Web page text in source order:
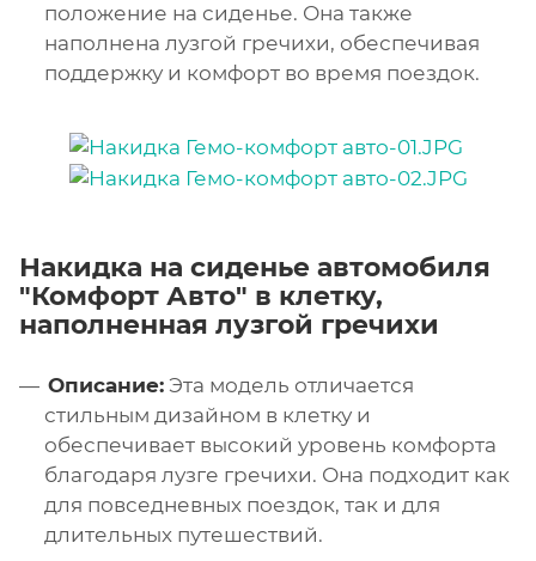
положение на сиденье. Она также
наполнена лузгой гречихи, обеспечивая
поддержку и комфорт во время поездок.
Накидка на сиденье автомобиля
"Комфорт Авто" в клетку,
наполненная лузгой гречихи
Описание: Эта модель отличается
стильным дизайном в клетку и
обеспечивает высокий уровень комфорта
благодаря лузге гречихи. Она подходит как
для повседневных поездок, так и для
длительных путешествий.